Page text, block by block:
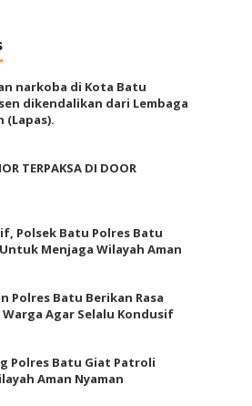
narkoba di Kota Batu
dikendalikan dari Lembaga
(Lapas).
TERPAKSA DI DOOR
Polsek Batu Polres Batu
Menjaga Wilayah Aman
Polres Batu Berikan Rasa
Warga Agar Selalu Kondusif
Polres Batu Giat Patroli
Aman Nyaman